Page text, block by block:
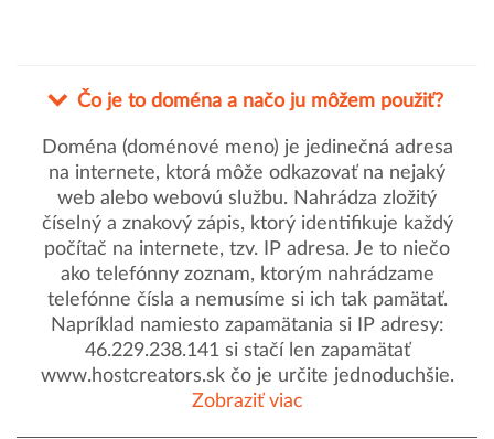
Čo je to doména a načo ju môžem použiť?
Doména (doménové meno) je jedinečná adresa
na internete, ktorá môže odkazovať na nejaký
web alebo webovú službu. Nahrádza zložitý
číselný a znakový zápis, ktorý identifikuje každý
počítač na internete, tzv. IP adresa. Je to niečo
ako telefónny zoznam, ktorým nahrádzame
telefónne čísla a nemusíme si ich tak pamätať.
Napríklad namiesto zapamätania si IP adresy:
46.229.238.141 si stačí len zapamätať
www.hostcreators.sk čo je určite jednoduchšie.
Zobraziť viac